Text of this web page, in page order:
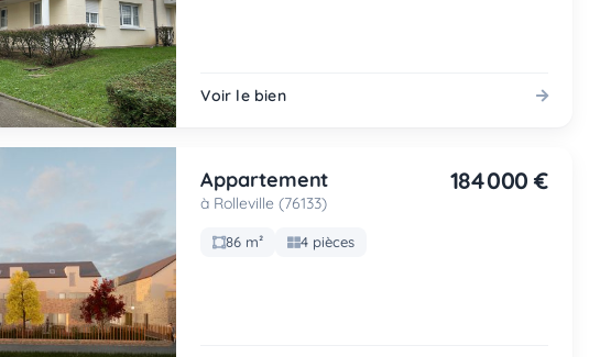
Voir le bien
Appartement
à Rolleville (76133)
184 000 €
86 m² 4 pièces